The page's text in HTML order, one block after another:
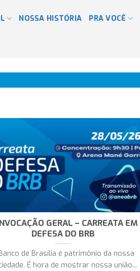
NOSSA HISTÓRIA PRA VOCÊ
GERAL – CARREATA EM
DEFESA DO BRB
de Brasília é patrimônio da nossa
É hora de mostrar nossa união...